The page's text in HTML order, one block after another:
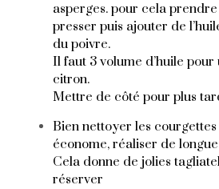
asperges. pour cela
presser puis ajouter de
du poivre.
Il faut 3 volume d’huile pour
citron.
Mettre de côté pour plus
Bien nettoyer les courgettes
économe, réaliser de
Cela donne de jolies
réserver